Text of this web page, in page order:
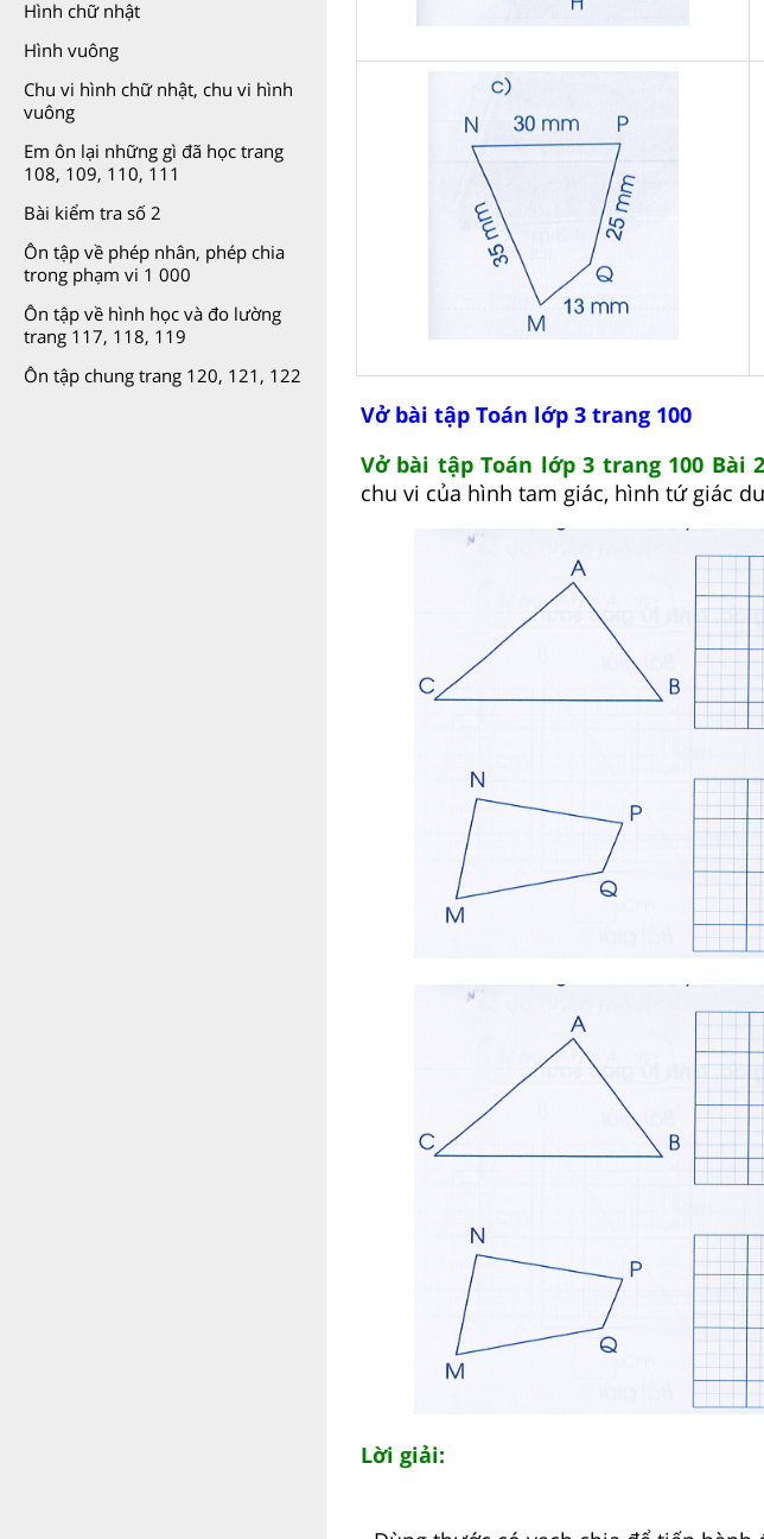
Hình chữ nhật
Hình vuông
Chu vi hình chữ nhật, chu vi hình
vuông
Em ôn lại những gì đã học trang
108, 109, 110, 111
Bài kiểm tra số 2
Ôn tập về phép nhân, phép chia
trong phạm vi 1 000
Ôn tập về hình học và đo lường
trang 117, 118, 119
Ôn tập chung trang 120, 121, 122
Vở bài tập Toán lớp 3 trang 100
Vở bài tập Toán lớp 3 trang 100 Bài
chu vi của hình tam giác, hình tứ giác
Lời giải: